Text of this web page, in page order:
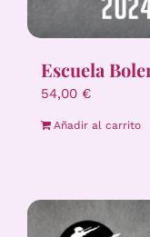
Escuela
54,00 €
Añadir al carrito